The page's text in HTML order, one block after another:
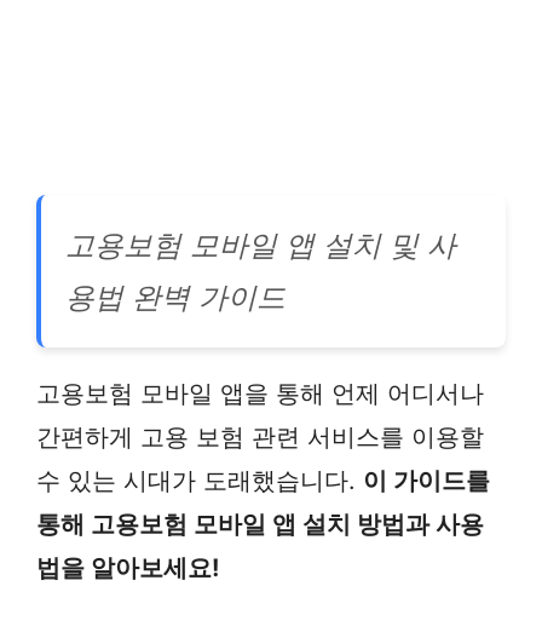
고용보험 모바일 앱 설치 및 사
용법 완벽 가이드
고용보험 모바일 앱을 통해 언제 어디서나
간편하게 고용 보험 관련 서비스를 이용할
수 있는 시대가 도래했습니다. 이 가이드를
통해 고용보험 모바일 앱 설치 방법과 사용
법을 알아보세요!